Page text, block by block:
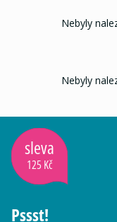
Nebyly
Nebyly
sleva
125 Kč
Pssst!